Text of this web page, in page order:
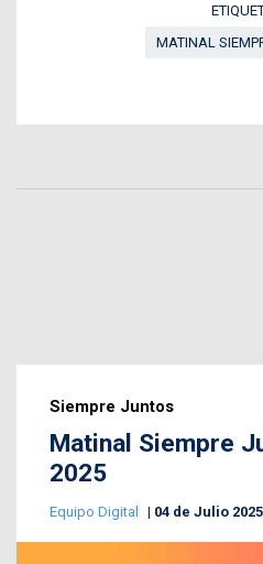
MATINAL
Siempre Juntos
Matinal Siempre
2025
Equipo Digital 04 de Julio 2025